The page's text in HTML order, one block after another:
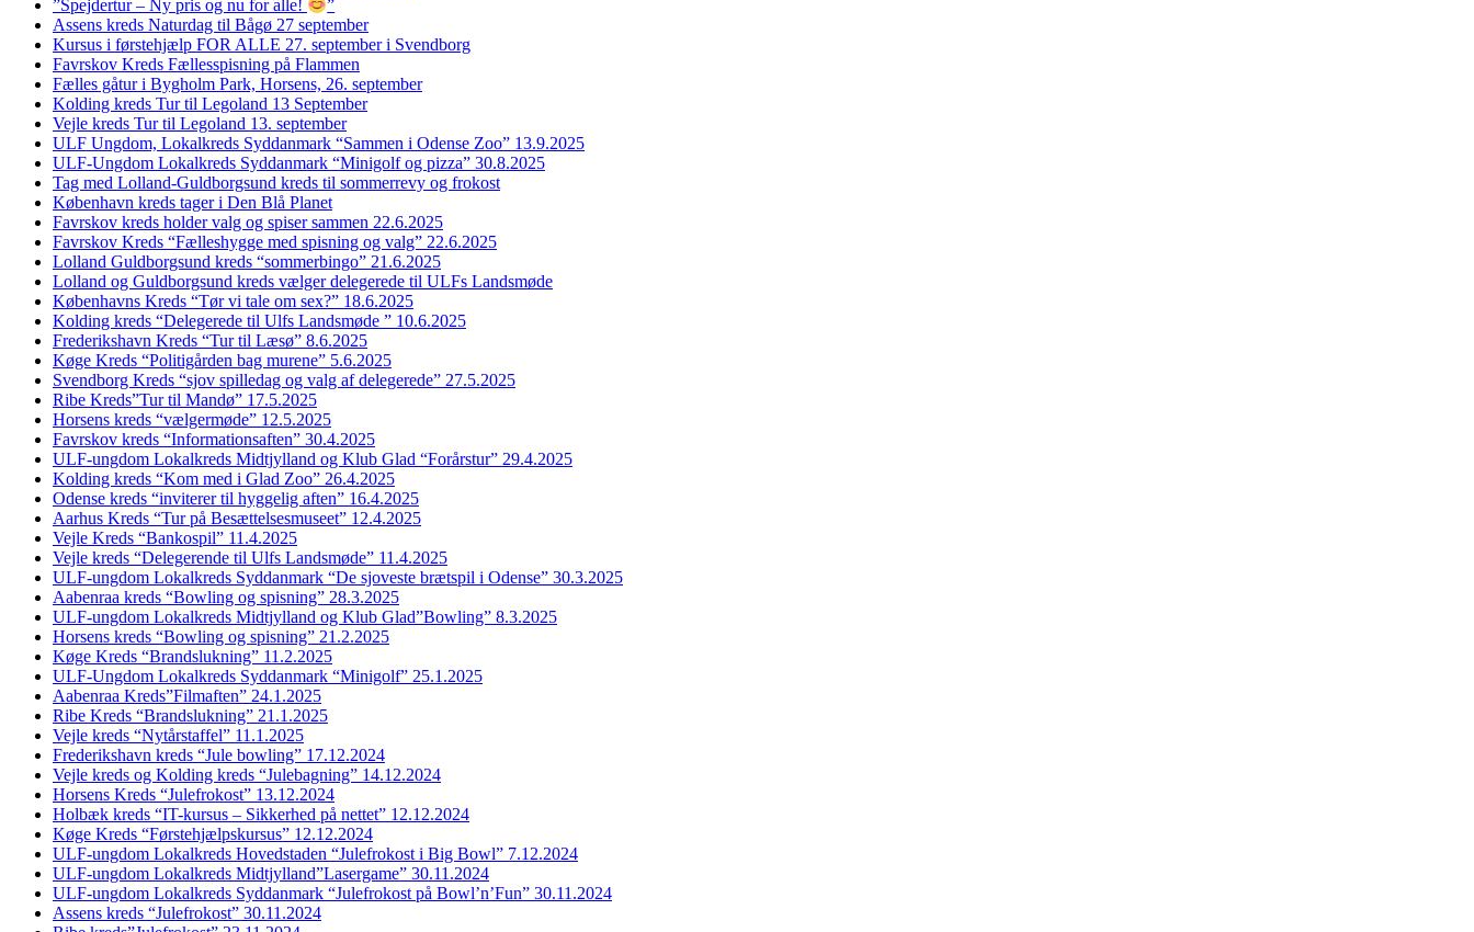
”Spejdertur – Ny pris og nu for alle!
”
Assens kreds Naturdag til Bågø 27 september
Kursus i førstehjælp FOR ALLE 27. september i Svendborg
Favrskov Kreds Fællesspisning på Flammen
Fælles gåtur i Bygholm Park, Horsens, 26. september
Kolding kreds Tur til Legoland 13 September
Vejle kreds Tur til Legoland 13. september
ULF Ungdom, Lokalkreds Syddanmark “Sammen i Odense Zoo” 13.9.2025
ULF-Ungdom Lokalkreds Syddanmark “Minigolf og pizza” 30.8.2025
Tag med Lolland-Guldborgsund kreds til sommerrevy og frokost
København kreds tager i Den Blå Planet
Favrskov kreds holder valg og spiser sammen 22.6.2025
Favrskov Kreds “Fælleshygge med spisning og valg” 22.6.2025
Lolland Guldborgsund kreds “sommerbingo” 21.6.2025
Lolland og Guldborgsund kreds vælger delegerede til ULFs Landsmøde
Københavns Kreds “Tør vi tale om sex?” 18.6.2025
Kolding kreds “Delegerede til Ulfs Landsmøde ” 10.6.2025
Frederikshavn Kreds “Tur til Læsø” 8.6.2025
Køge Kreds “Politigården bag murene” 5.6.2025
Svendborg Kreds “sjov spilledag og valg af delegerede” 27.5.2025
Ribe Kreds”Tur til Mandø” 17.5.2025
Horsens kreds “vælgermøde” 12.5.2025
Favrskov kreds “Informationsaften” 30.4.2025
ULF-ungdom Lokalkreds Midtjylland og Klub Glad “Forårstur” 29.4.2025
Kolding kreds “Kom med i Glad Zoo” 26.4.2025
Odense kreds “inviterer til hyggelig aften” 16.4.2025
Aarhus Kreds “Tur på Besættelsesmuseet” 12.4.2025
Vejle Kreds “Bankospil” 11.4.2025
Vejle kreds “Delegerende til Ulfs Landsmøde” 11.4.2025
ULF-ungdom Lokalkreds Syddanmark “De sjoveste brætspil i Odense” 30.3.2025
Aabenraa kreds “Bowling og spisning” 28.3.2025
ULF-ungdom Lokalkreds Midtjylland og Klub Glad”Bowling” 8.3.2025
Horsens kreds “Bowling og spisning” 21.2.2025
Køge Kreds “Brandslukning” 11.2.2025
ULF-Ungdom Lokalkreds Syddanmark “Minigolf” 25.1.2025
Aabenraa Kreds”Filmaften” 24.1.2025
Ribe Kreds “Brandslukning” 21.1.2025
Vejle kreds “Nytårstaffel” 11.1.2025
Frederikshavn kreds “Jule bowling” 17.12.2024
Vejle kreds og Kolding kreds “Julebagning” 14.12.2024
Horsens Kreds “Julefrokost” 13.12.2024
Holbæk kreds “IT-kursus – Sikkerhed på nettet” 12.12.2024
Køge Kreds “Førstehjælpskursus” 12.12.2024
ULF-ungdom Lokalkreds Hovedstaden “Julefrokost i Big Bowl” 7.12.2024
ULF-ungdom Lokalkreds Midtjylland”Lasergame” 30.11.2024
ULF-ungdom Lokalkreds Syddanmark “Julefrokost på Bowl’n’Fun” 30.11.2024
Assens kreds “Julefrokost” 30.11.2024